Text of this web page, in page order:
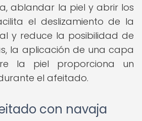
ablandar la piel y abrir los
el deslizamiento de la
y reduce la posibilidad de
la aplicación de una capa
la piel proporciona un
el afeitado.
con navaja